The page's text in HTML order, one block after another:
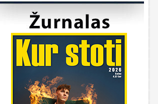
...
Laba diena, dėkojame už laišką. Dėl
individualaus studijų plano kreipkitės į
fakulteto, kuriame studijuojate, studijų skyrių.
Kontaktus galite rasti čia:
https://www.vu.lt/studentams/paslaugos-
studentams/akademinis-konsultavimas.
Konsultuoja Pasieniečių mokykla
Sveiki, norėjau pasiklaust jeigu turi anglų ir
lietuvių valstybinį, turi B kategorija, bet gal šiek
tiek fiziškai silpnesnis esi tinkamas tarnybai? Ar
ta prasme fizo įskaita yra pagrindinis dalykas
įstoti į pasieniečių mokyklą?